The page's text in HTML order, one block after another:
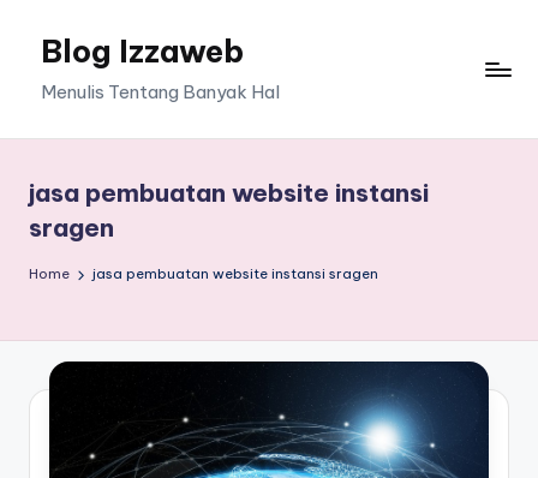
Blog Izzaweb
Menulis Tentang Banyak Hal
jasa pembuatan website instansi
sragen
Home jasa pembuatan website instansi sragen